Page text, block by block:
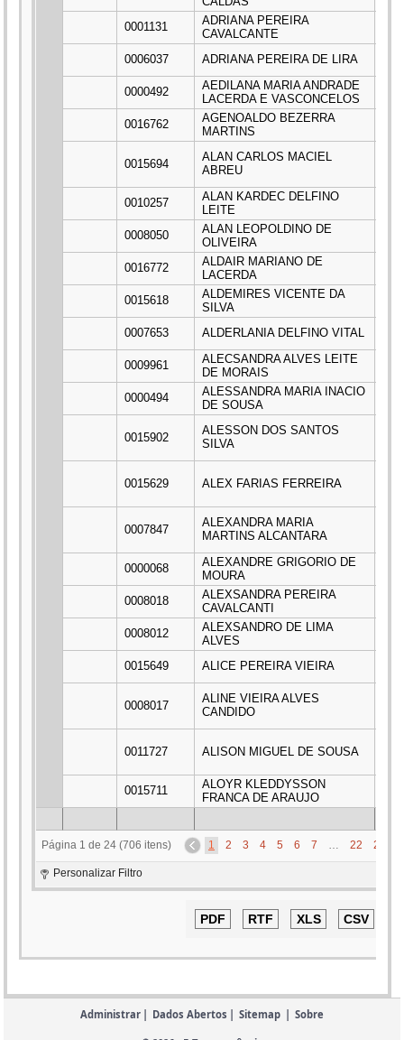
0001131
ADRIANA PEREIRA
CAVALCANTE
0006037 ADRIANA PEREIRA DE LIRA
0000492
AEDILANA MARIA ANDRADE
LACERDA E VASCONCELOS
0016762
AGENOALDO BEZERRA
MARTINS
0015694
ALAN CARLOS MACIEL
ABREU
0010257
ALAN KARDEC DELFINO
LEITE
0008050
ALAN LEOPOLDINO DE
OLIVEIRA
0016772
ALDAIR MARIANO DE
LACERDA
0015618
ALDEMIRES VICENTE DA
SILVA
0007653 ALDERLANIA DELFINO VITAL
0009961
ALECSANDRA ALVES LEITE
DE MORAIS
0000494
ALESSANDRA MARIA INACIO
DE SOUSA
0015902
ALESSON DOS SANTOS
SILVA
0015629 ALEX FARIAS FERREIRA
0007847
ALEXANDRA MARIA
MARTINS ALCANTARA
0000068
ALEXANDRE GRIGORIO DE
MOURA
0008018
ALEXSANDRA PEREIRA
CAVALCANTI
0008012
ALEXSANDRO DE LIMA
ALVES
0015649 ALICE PEREIRA VIEIRA
0008017
ALINE VIEIRA ALVES
CANDIDO
0011727 ALISON MIGUEL DE SOUSA
0015711
ALOYR KLEDDYSSON
FRANCA DE ARAUJO
Página 1 de 24 (706 itens) 1 2 3 4 5 6 7 … 22 23
Personalizar Filtro
Administrar Dados Abertos Sitemap Sobre